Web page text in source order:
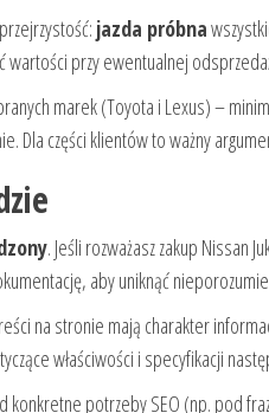
jazda próbna
wartości przy ewentualnej
marek (Toyota i Lexus) –
Dla części klientów to ważny
. Jeśli rozważasz zakup Nissan
aby uniknąć
na stronie mają charakter
właściwości i specyfikacji
potrzeby SEO (np. pod